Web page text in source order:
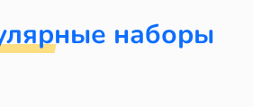
наборы